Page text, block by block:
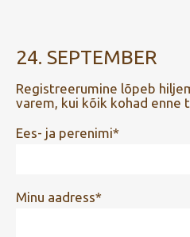
24. SEPTEMBER
Registreerumine lõpeb
varem, kui kõik kohad enne
Ees- ja perenimi
Minu aadress